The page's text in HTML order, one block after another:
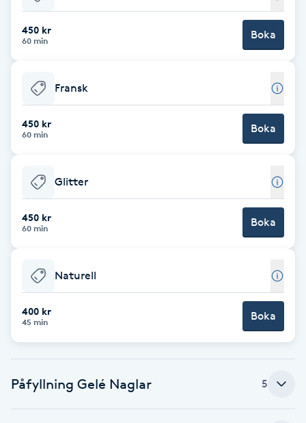
Babylights
Balayage
Barber
Barnklippning
BIAB
Blowout
Bottenfärg
Brynplockning
450 kr
60 min Boka
Fransk
450 kr
60 min Boka
Glitter
450 kr
60 min Boka
Naturell
400 kr
45 min Boka
Påfyllning Gelé Naglar 5